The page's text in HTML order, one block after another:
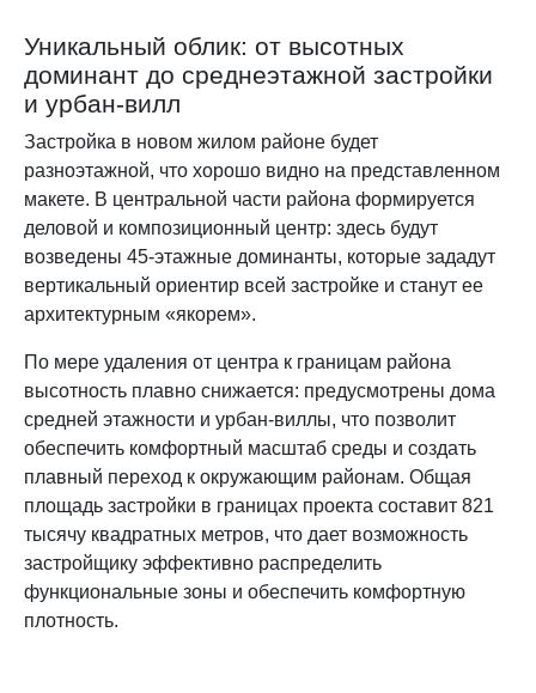
Уникальный облик: от высотных
доминант до среднеэтажной застройки
и урбан-вилл
Застройка в новом жилом районе будет
разноэтажной, что хорошо видно на представленном
макете. В центральной части района формируется
деловой и композиционный центр: здесь будут
возведены 45-этажные доминанты, которые зададут
вертикальный ориентир всей застройке и станут ее
архитектурным «якорем».
По мере удаления от центра к границам района
высотность плавно снижается: предусмотрены дома
средней этажности и урбан-виллы, что позволит
обеспечить комфортный масштаб среды и создать
плавный переход к окружающим районам. Общая
площадь застройки в границах проекта составит 821
тысячу квадратных метров, что дает возможность
застройщику эффективно распределить
функциональные зоны и обеспечить комфортную
плотность.